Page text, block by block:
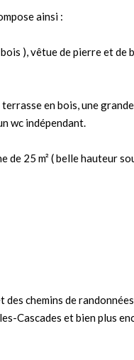
ainsi :
), vêtue de pierre et de
en bois, une grande
wc indépendant.
de 25 m² ( belle hauteur
chemins de
Cascades et bien plus